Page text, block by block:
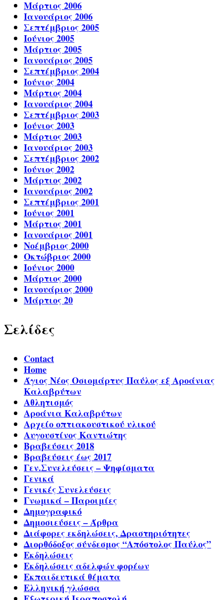
Μάρτιος 2006
Ιανουάριος 2006
Σεπτέμβριος 2005
Ιούνιος 2005
Μάρτιος 2005
Ιανουάριος 2005
Σεπτέμβριος 2004
Ιούνιος 2004
Μάρτιος 2004
Ιανουάριος 2004
Σεπτέμβριος 2003
Ιούνιος 2003
Μάρτιος 2003
Ιανουάριος 2003
Σεπτέμβριος 2002
Ιούνιος 2002
Μάρτιος 2002
Ιανουάριος 2002
Σεπτέμβριος 2001
Ιούνιος 2001
Μάρτιος 2001
Ιανουάριος 2001
Νοέμβριος 2000
Οκτώβριος 2000
Ιούνιος 2000
Μάρτιος 2000
Ιανουάριος 2000
Μάρτιος 20
Σελίδες
Contact
Home
Άγιος Νέος Οσιομάρτυς Παύλος εξ Αροάνιας
Καλαβρύτων
Αθλητισμός
Αροάνια Καλαβρύτων
Αρχείο οπτιακουστικού υλικού
Αυγουστίνος Καντιώτης
Βραβεύσεις 2018
Βραβεύσεις έως 2017
Γεν.Συνελεύσεις – Ψηφίσματα
Γενικά
Γενικές Συνελεύσεις
Γνωμικά – Παροιμίες
Δημογραφικό
Δημοσιεύσεις – Άρθρα
Διάφορες εκδηλώσεις, Δραστηριότητες
Διορθόδοξος σύνδεσμος “Απόστολος Παύλος”
Εκδηλώσεις
Εκδηλώσεις αδελφών φορέων
Εκπαιδευτικά θέματα
Ελληνική γλώσσα